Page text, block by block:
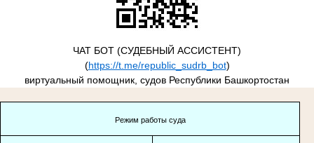
ЧАТ БОТ (СУДЕБНЫЙ АССИСТЕНТ)
(https://t.me/republic_sudrb_bot)
виртуальный помощник, судов Республики Башкортостан
Режим работы суда